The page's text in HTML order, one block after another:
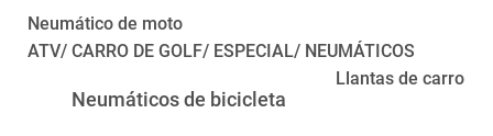
Neumático de moto
ATV/ CARRO DE GOLF/ ESPECIAL/ NEUMÁTICOS
Neumáticos de bicicleta
Llantas de carro